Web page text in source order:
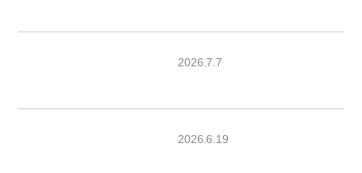
2026.7.7
2026.6.19